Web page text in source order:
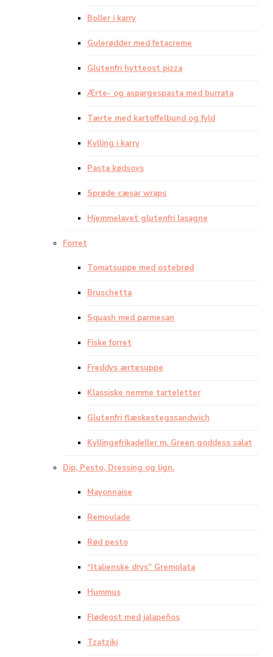
Boller i karry
Gulerødder med fetacreme
Glutenfri hytteost pizza
Ærte- og aspargespasta med burrata
Tærte med kartoffelbund og fyld
Kylling i karry
Pasta kødsovs
Sprøde cæsar wraps
Hjemmelavet glutenfri lasagne
Forret
Tomatsuppe med ostebrød
Bruschetta
Squash med parmesan
Fiske forret
Freddys ærtesuppe
Klassiske nemme tarteletter
Glutenfri flæskestegssandwich
Kyllingefrikadeller m. Green goddess salat
Dip, Pesto, Dressing og lign.
Mayonnaise
Remoulade
Rød pesto
“Italienske drys” Gremolata
Hummus
Flødeost med jalapeños
Tzatziki